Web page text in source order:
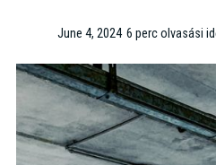
June 4, 2024• 6 perc olvasási